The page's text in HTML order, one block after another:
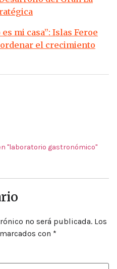
mi casa”: Islas Feroe
el crecimiento
"laboratorio gastronómico"
no será publicada. Los
con *